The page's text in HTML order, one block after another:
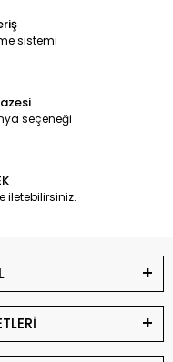
sistemi
seçeneği
iletebilirsiniz.